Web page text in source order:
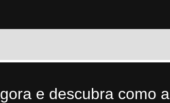
e descubra como a